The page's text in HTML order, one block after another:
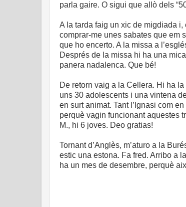
parla gaire. O sigui que allò dels
A la tarda faig un xic de migdiada
comprar-me unes sabates que em
que ho encerto. A la missa a
Després de la missa hi ha una
panera nadalenca. Que bé!
De retorn vaig a la Cellera. Hi ha
uns 30 adolescents i una vintena
en surt animat. Tant l’Ignasi com
perquè vagin funcionant aquestes
M., hi 6 joves. Deo gratias!
Tornant d’Anglès, m’aturo a la
estic una estona. Fa fred. Arribo a
ha un mes de desembre, perquè